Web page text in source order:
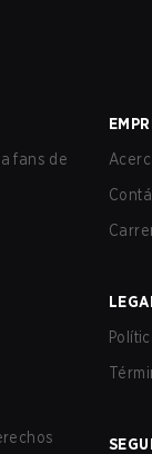
fans de